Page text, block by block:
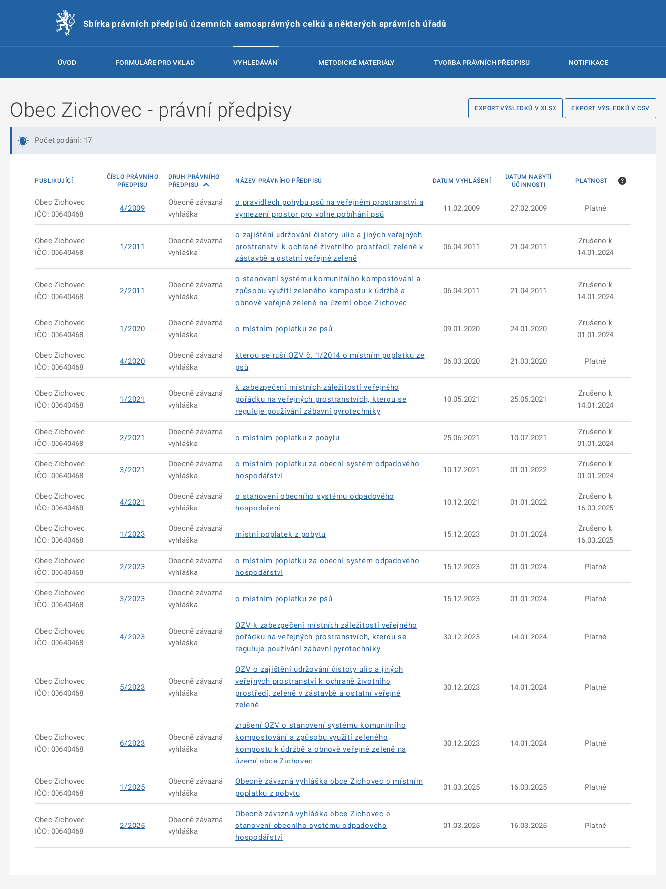
Sbírka právních předpisů územních samosprávných celků a některých správních úřadů
ÚVOD FORMULÁŘE PRO VKLAD VYHLEDÁVÁNÍ METODICKÉ MATERIÁLY TVORBA PRÁVNÍCH PŘEDPISŮ NOTIFIKACE
EXPORT VÝSLEDKŮ V XLSX EXPORT VÝSLEDKŮ V CSV
Obec Zichovec - právní předpisy
Počet podání: 17
PUBLIKUJÍCÍ
ČÍSLO PRÁVNÍHO
PŘEDPISU
DRUH PRÁVNÍHO
PŘEDPISU
NÁZEV PRÁVNÍHO PŘEDPISU DATUM VYHLÁŠENÍ
DATUM NABYTÍ
ÚČINNOSTI
PLATNOST
Obec Zichovec
IČO: 00640468
4/2009
Obecně závazná
vyhláška
o pravidlech pohybu psů na veřejném prostranství a
vymezení prostor pro volné pobíhání psů
11.02.2009 27.02.2009 Platné
Obec Zichovec
IČO: 00640468
1/2011
Obecně závazná
vyhláška
o zajištění udržování čistoty ulic a jiných veřejných
prostranství k ochraně životního prostředí, zeleně v
zástavbě a ostatní veřejné zeleně
06.04.2011 21.04.2011
Zrušeno k
14.01.2024
Obec Zichovec
IČO: 00640468
2/2011
Obecně závazná
vyhláška
o stanovení systému komunitního kompostování a
způsobu využití zeleného kompostu k údržbě a
obnově veřejné zeleně na území obce Zichovec
06.04.2011 21.04.2011
Zrušeno k
14.01.2024
Obec Zichovec
IČO: 00640468
1/2020
Obecně závazná
vyhláška
o místním poplatku ze psů 09.01.2020 24.01.2020
Zrušeno k
01.01.2024
Obec Zichovec
IČO: 00640468
4/2020
Obecně závazná
vyhláška
kterou se ruší OZV č. 1/2014 o místním poplatku ze
psů
06.03.2020 21.03.2020 Platné
Obec Zichovec
IČO: 00640468
1/2021
Obecně závazná
vyhláška
k zabezpečení místních záležitostí veřejného
pořádku na veřejných prostranstvích, kterou se
reguluje používání zábavní pyrotechniky
10.05.2021 25.05.2021
Zrušeno k
14.01.2024
Obec Zichovec
IČO: 00640468
2/2021
Obecně závazná
vyhláška
o místním poplatku z pobytu 25.06.2021 10.07.2021
Zrušeno k
01.01.2024
Obec Zichovec
IČO: 00640468
3/2021
Obecně závazná
vyhláška
o místním poplatku za obecní systém odpadového
hospodářství
10.12.2021 01.01.2022
Zrušeno k
01.01.2024
Obec Zichovec
IČO: 00640468
4/2021
Obecně závazná
vyhláška
o stanovení obecního systému odpadového
hospodaření
10.12.2021 01.01.2022
Zrušeno k
16.03.2025
Obec Zichovec
IČO: 00640468
1/2023
Obecně závazná
vyhláška
místní poplatek z pobytu 15.12.2023 01.01.2024
Zrušeno k
16.03.2025
Obec Zichovec
IČO: 00640468
2/2023
Obecně závazná
vyhláška
o místním poplatku za obecní systém odpadového
hospodářství
15.12.2023 01.01.2024 Platné
Obec Zichovec
IČO: 00640468
3/2023
Obecně závazná
vyhláška
o místním poplatku ze psů 15.12.2023 01.01.2024 Platné
Obec Zichovec
IČO: 00640468
4/2023
Obecně závazná
vyhláška
OZV k zabezpečení místních záležitostí veřejného
pořádku na veřejných prostranstvích, kterou se
reguluje používání zábavní pyrotechniky
30.12.2023 14.01.2024 Platné
Obec Zichovec
IČO: 00640468
5/2023
Obecně závazná
vyhláška
OZV o zajištění udržování čistoty ulic a jiných
veřejných prostranství k ochraně životního
prostředí, zeleně v zástavbě a ostatní veřejné
zeleně
30.12.2023 14.01.2024 Platné
Obec Zichovec
IČO: 00640468
6/2023
Obecně závazná
vyhláška
zrušení OZV o stanovení systému komunitního
kompostování a způsobu využití zeleného
kompostu k údržbě a obnově veřejné zeleně na
území obce Zichovec
30.12.2023 14.01.2024 Platné
Obec Zichovec
IČO: 00640468
1/2025
Obecně závazná
vyhláška
Obecně závazná vyhláška obce Zichovec o místním
poplatku z pobytu
01.03.2025 16.03.2025 Platné
Obec Zichovec
IČO: 00640468
2/2025
Obecně závazná
vyhláška
Obecně závazná vyhláška obce Zichovec o
stanovení obecního systému odpadového
hospodářství
01.03.2025 16.03.2025 Platné